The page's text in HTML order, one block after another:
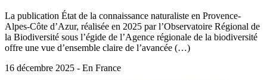
La publication État de la connaissance naturaliste en Provence-
Alpes-Côte d’Azur, réalisée en 2025 par l’Observatoire Régional de
la Biodiversité sous l’égide de l’Agence régionale de la biodiversité
offre une vue d’ensemble claire de l’avancée (…)
16 décembre 2025 - En France